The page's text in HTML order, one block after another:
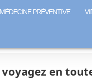
MÉDECINE PRÉVENTIVE
en